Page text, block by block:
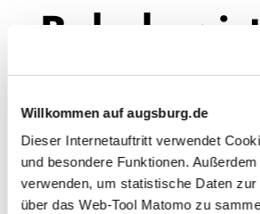
Willkommen auf augsburg.de
Dieser Internetauftritt verwendet
und besondere Funktionen.
verwenden, um statistische Daten
über das Web-Tool Matomo zu